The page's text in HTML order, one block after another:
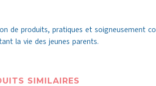
de produits, pratiques et soigneusement
la vie des jeunes parents.
SIMILAIRES